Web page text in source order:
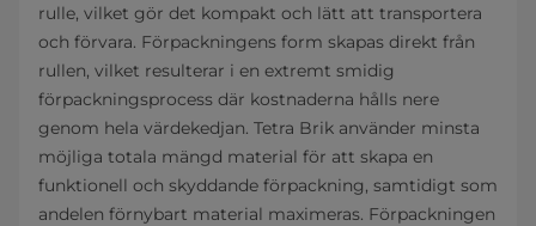
rulle, vilket gör det kompakt och lätt att transportera
och förvara. Förpackningens form skapas direkt från
rullen, vilket resulterar i en extremt smidig
förpackningsprocess där kostnaderna hålls nere
genom hela värdekedjan. Tetra Brik använder minsta
möjliga totala mängd material för att skapa en
funktionell och skyddande förpackning, samtidigt som
andelen förnybart material maximeras. Förpackningen